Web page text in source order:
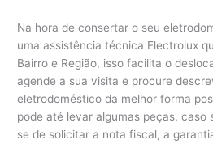
Na hora de consertar o seu
uma assistência técnica Electrolux
Bairro e Região, isso facilita o
agende a sua visita e procure
eletrodoméstico da melhor forma
pode até levar algumas peças, caso
se de solicitar a nota fiscal, a